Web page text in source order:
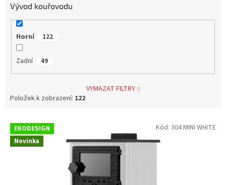
Vývod kouřovodu
Horní 122
Zadní 49
VYMAZAT FILTRY
Položek k zobrazení: 122
V
p
EKODESIGN
Novinka
Kód: 304 MINI WHITE